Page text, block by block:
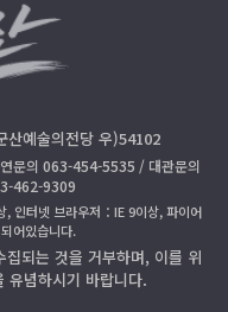
산예술의전당 우)54102
문의 063-454-5535 / 대관문의
462-9309
인터넷 브라우저：IE 9이상, 파이어
어있습니다.
되는 것을 거부하며, 이를 위
유념하시기 바랍니다.